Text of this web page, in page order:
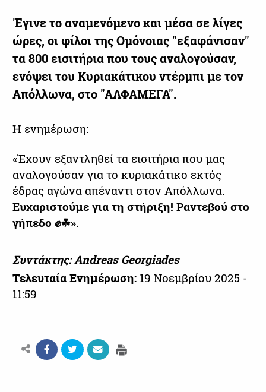
'Εγινε το αναμενόμενο και μέσα σε λίγες
ώρες, οι φίλοι της Ομόνοιας "εξαφάνισαν"
τα 800 εισιτήρια που τους αναλογούσαν,
ενόψει του Κυριακάτικου ντέρμπι με τον
Απόλλωνα, στο "ΑΛΦΑΜΕΓΑ".
Η ενημέρωση:
«Έχουν εξαντληθεί τα εισιτήρια που μας
αναλογούσαν για το κυριακάτικο εκτός
έδρας αγώνα απέναντι στον Απόλλωνα.
Ευχαριστούμε για τη στήριξη! Ραντεβού στο
γήπεδο ✊☘».
Συντάκτης: Andreas Georgiades
Τελευταία Ενημέρωση: 19 Νοεμβρίου 2025 -
11:59